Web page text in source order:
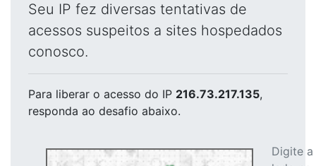
Seu IP fez diversas tentativas de
acessos suspeitos a sites hospedados
conosco.
Para liberar o acesso do IP 216.73.217.135,
responda ao desafio abaixo.
Digite